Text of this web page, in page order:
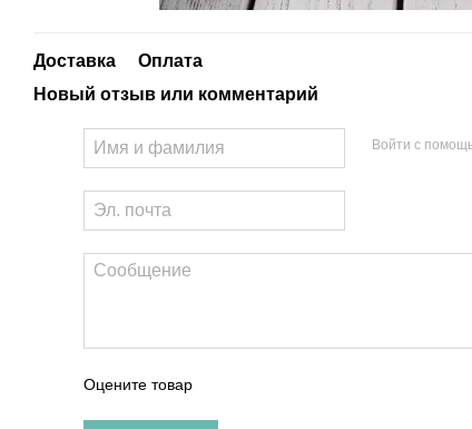
Доставка
Оплата
Новый отзыв или комментарий
Войти с
Оцените товар